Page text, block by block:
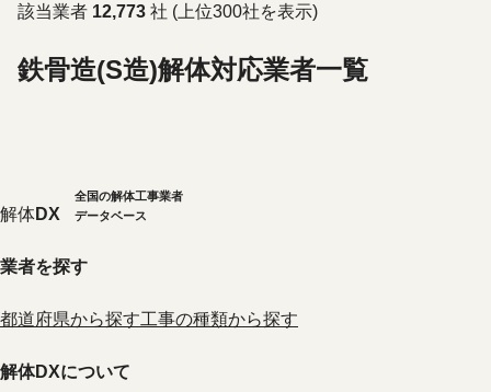
該当業者 12,773 社 (上位300社を表示)
鉄骨造(S造)解体対応業者一覧
解体DX
全国の解体工事業者
データベース
業者を探す
都道府県から探す工事の種類から探す
解体DXについて